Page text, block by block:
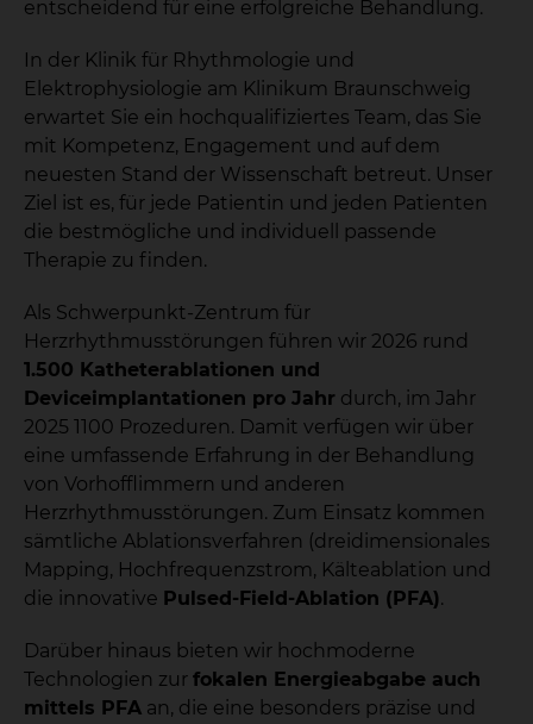
entscheidend für eine erfolgreiche Behandlung.
In der Klinik für Rhythmologie und
Elektrophysiologie am Klinikum Braunschweig
erwartet Sie ein hochqualifiziertes Team, das Sie
mit Kompetenz, Engagement und auf dem
neuesten Stand der Wissenschaft betreut. Unser
Ziel ist es, für jede Patientin und jeden Patienten
die bestmögliche und individuell passende
Therapie zu finden.
Als Schwerpunkt-Zentrum für
Herzrhythmusstörungen führen wir 2026 rund
1.500 Katheterablationen und
Deviceimplantationen pro Jahr durch, im Jahr
2025 1100 Prozeduren. Damit verfügen wir über
eine umfassende Erfahrung in der Behandlung
von Vorhofflimmern und anderen
Herzrhythmusstörungen. Zum Einsatz kommen
sämtliche Ablationsverfahren (dreidimensionales
Mapping, Hochfrequenzstrom, Kälteablation und
die innovative Pulsed-Field-Ablation (PFA).
Darüber hinaus bieten wir hochmoderne
Technologien zur fokalen Energieabgabe auch
mittels PFA an, die eine besonders präzise und